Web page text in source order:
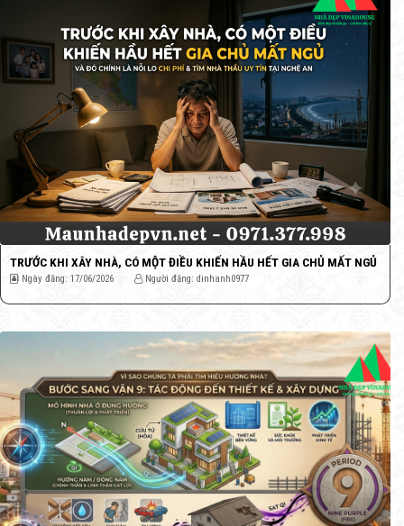
TRƯỚC KHI XÂY NHÀ, CÓ MỘT ĐIỀU KHIẾN HẦU HẾT GIA CHỦ MẤT NGỦ
Ngày đăng: 17/06/2026 Người đăng: dinhanh0977